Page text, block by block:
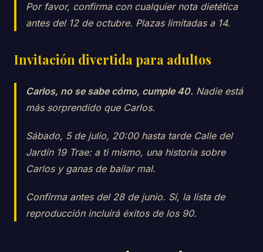
Por favor, confirma con cualquier nota dietética
antes del 12 de octubre. Plazas limitadas a 14.
Invitación divertida para adultos
Carlos, no se sabe cómo, cumple 40. Nadie está
más sorprendido que Carlos.
Sábado, 5 de julio, 20:00 hasta tarde Calle del
Jardín 19 Trae: a ti mismo, una historia sobre
Carlos y ganas de bailar mal.
Confirma antes del 28 de junio. Sí, la lista de
reproducción incluirá éxitos de los 90.